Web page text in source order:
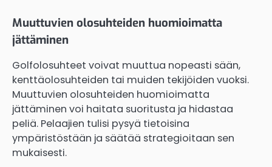
Muuttuvien olosuhteiden huomioimatta
jättäminen
Golfolosuhteet voivat muuttua nopeasti sään,
kenttäolosuhteiden tai muiden tekijöiden vuoksi.
Muuttuvien olosuhteiden huomioimatta
jättäminen voi haitata suoritusta ja hidastaa
peliä. Pelaajien tulisi pysyä tietoisina
ympäristöstään ja säätää strategioitaan sen
mukaisesti.